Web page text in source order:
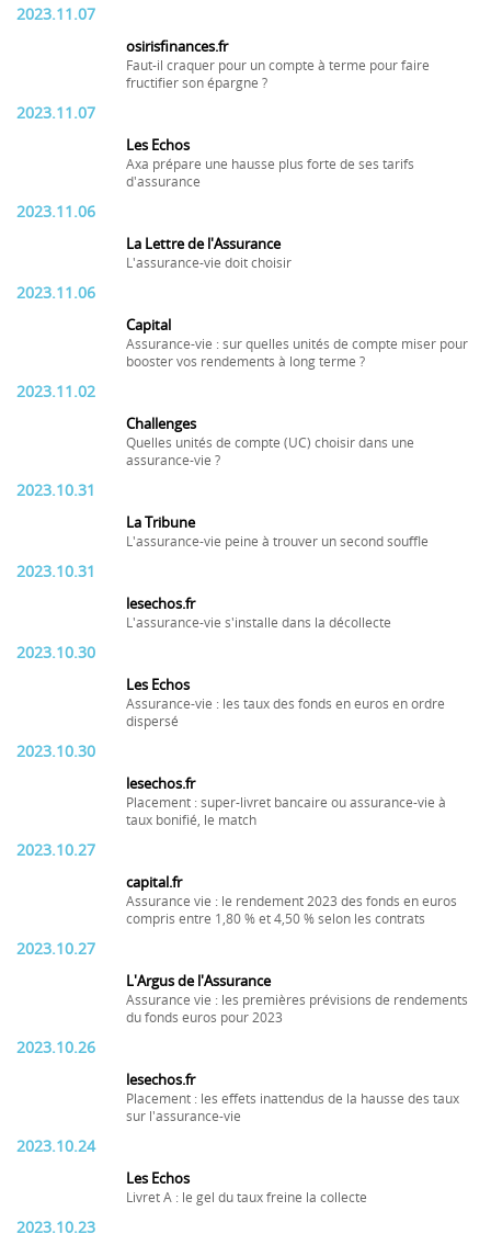
2023.11.07
osirisfinances.fr
Faut-il craquer pour un compte à terme pour faire
fructifier son épargne ?
2023.11.07
Les Echos
Axa prépare une hausse plus forte de ses tarifs
d'assurance
2023.11.06
La Lettre de l'Assurance
L'assurance-vie doit choisir
2023.11.06
Capital
Assurance-vie : sur quelles unités de compte miser pour
booster vos rendements à long terme ?
2023.11.02
Challenges
Quelles unités de compte (UC) choisir dans une
assurance-vie ?
2023.10.31
La Tribune
L'assurance-vie peine à trouver un second souffle
2023.10.31
lesechos.fr
L'assurance-vie s'installe dans la décollecte
2023.10.30
Les Echos
Assurance-vie : les taux des fonds en euros en ordre
dispersé
2023.10.30
lesechos.fr
Placement : super-livret bancaire ou assurance-vie à
taux bonifié, le match
2023.10.27
capital.fr
Assurance vie : le rendement 2023 des fonds en euros
compris entre 1,80 % et 4,50 % selon les contrats
2023.10.27
L'Argus de l'Assurance
Assurance vie : les premières prévisions de rendements
du fonds euros pour 2023
2023.10.26
lesechos.fr
Placement : les effets inattendus de la hausse des taux
sur l'assurance-vie
2023.10.24
Les Echos
Livret A : le gel du taux freine la collecte
2023.10.23